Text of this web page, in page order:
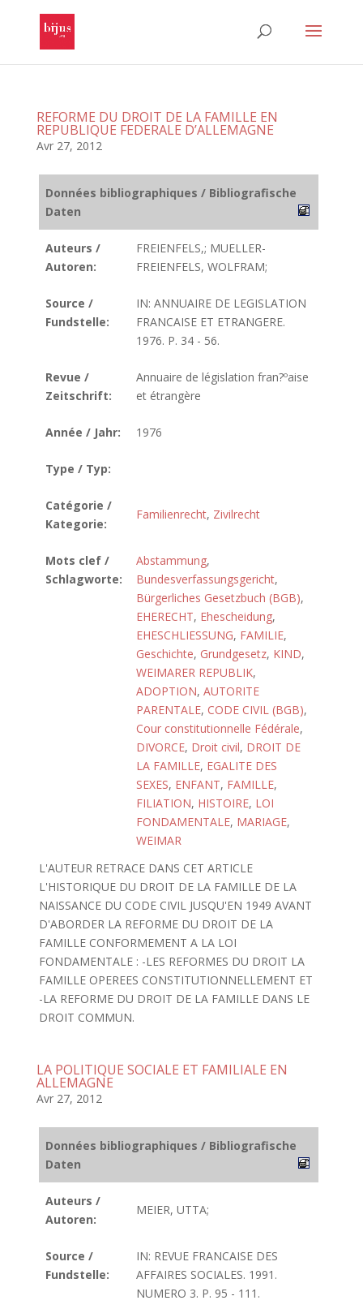
REFORME DU DROIT DE LA FAMILLE EN
REPUBLIQUE FEDERALE D’ALLEMAGNE
Avr 27, 2012
Données bibliographiques / Bibliografische
Daten
Auteurs /
Autoren:
FREIENFELS,; MUELLER-
FREIENFELS, WOLFRAM;
Source /
Fundstelle:
IN: ANNUAIRE DE LEGISLATION
FRANCAISE ET ETRANGERE.
1976. P. 34 - 56.
Revue /
Zeitschrift:
Annuaire de législation fran?ºaise
et étrangère
Année / Jahr: 1976
Type / Typ:
Catégorie /
Kategorie:
Familienrecht, Zivilrecht
Mots clef /
Schlagworte:
Abstammung,
Bundesverfassungsgericht,
Bürgerliches Gesetzbuch (BGB),
EHERECHT, Ehescheidung,
EHESCHLIESSUNG, FAMILIE,
Geschichte, Grundgesetz, KIND,
WEIMARER REPUBLIK,
ADOPTION, AUTORITE
PARENTALE, CODE CIVIL (BGB),
Cour constitutionnelle Fédérale,
DIVORCE, Droit civil, DROIT DE
LA FAMILLE, EGALITE DES
SEXES, ENFANT, FAMILLE,
FILIATION, HISTOIRE, LOI
FONDAMENTALE, MARIAGE,
WEIMAR
L'AUTEUR RETRACE DANS CET ARTICLE
L'HISTORIQUE DU DROIT DE LA FAMILLE DE LA
NAISSANCE DU CODE CIVIL JUSQU'EN 1949 AVANT
D'ABORDER LA REFORME DU DROIT DE LA
FAMILLE CONFORMEMENT A LA LOI
FONDAMENTALE : -LES REFORMES DU DROIT LA
FAMILLE OPEREES CONSTITUTIONNELLEMENT ET
-LA REFORME DU DROIT DE LA FAMILLE DANS LE
DROIT COMMUN.
LA POLITIQUE SOCIALE ET FAMILIALE EN
ALLEMAGNE
Avr 27, 2012
Données bibliographiques / Bibliografische
Daten
Auteurs /
Autoren:
MEIER, UTTA;
Source /
Fundstelle:
IN: REVUE FRANCAISE DES
AFFAIRES SOCIALES. 1991.
NUMERO 3. P. 95 - 111.